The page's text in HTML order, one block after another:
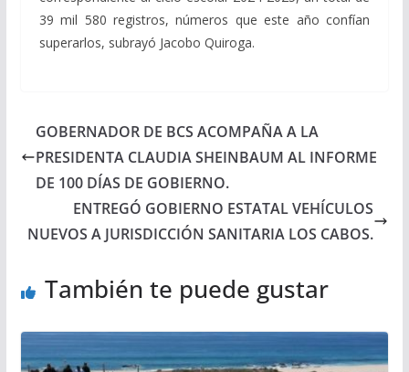
39 mil 580 registros, números que este año confían
superarlos, subrayó Jacobo Quiroga.
GOBERNADOR DE BCS ACOMPAÑA A LA
PRESIDENTA CLAUDIA SHEINBAUM AL INFORME
DE 100 DÍAS DE GOBIERNO.
ENTREGÓ GOBIERNO ESTATAL VEHÍCULOS
NUEVOS A JURISDICCIÓN SANITARIA LOS CABOS.
También te puede gustar